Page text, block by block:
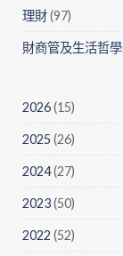
理財(97)
財商管及生活哲學
2026(15)
2025 (26)
2024(27)
2023(50)
2022 (52)